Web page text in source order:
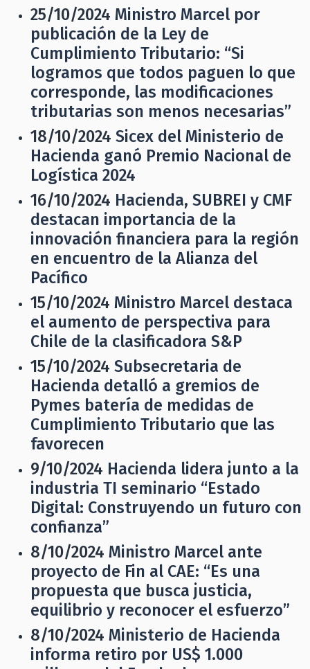
25/10/2024 Ministro Marcel por
publicación de la Ley de
Cumplimiento Tributario: “Si
logramos que todos paguen lo que
corresponde, las modificaciones
tributarias son menos necesarias”
18/10/2024 Sicex del Ministerio de
Hacienda ganó Premio Nacional de
Logística 2024
16/10/2024 Hacienda, SUBREI y CMF
destacan importancia de la
innovación financiera para la región
en encuentro de la Alianza del
Pacífico
15/10/2024 Ministro Marcel destaca
el aumento de perspectiva para
Chile de la clasificadora S&P
15/10/2024 Subsecretaria de
Hacienda detalló a gremios de
Pymes batería de medidas de
Cumplimiento Tributario que las
favorecen
9/10/2024 Hacienda lidera junto a la
industria TI seminario “Estado
Digital: Construyendo un futuro con
confianza”
8/10/2024 Ministro Marcel ante
proyecto de Fin al CAE: “Es una
propuesta que busca justicia,
equilibrio y reconocer el esfuerzo”
8/10/2024 Ministerio de Hacienda
informa retiro por US$ 1.000